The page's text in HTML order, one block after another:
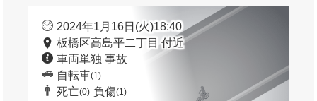
2024年1月16日(火)18:40
板橋区高島平二丁目 付近
車両単独 事故
自転車(1)
死亡(0) 負傷(1)